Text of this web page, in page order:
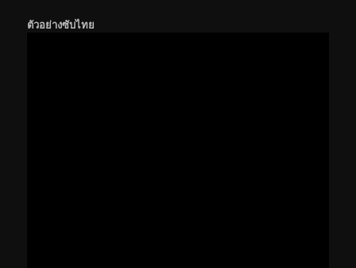
ตัวอย่างซับไทย